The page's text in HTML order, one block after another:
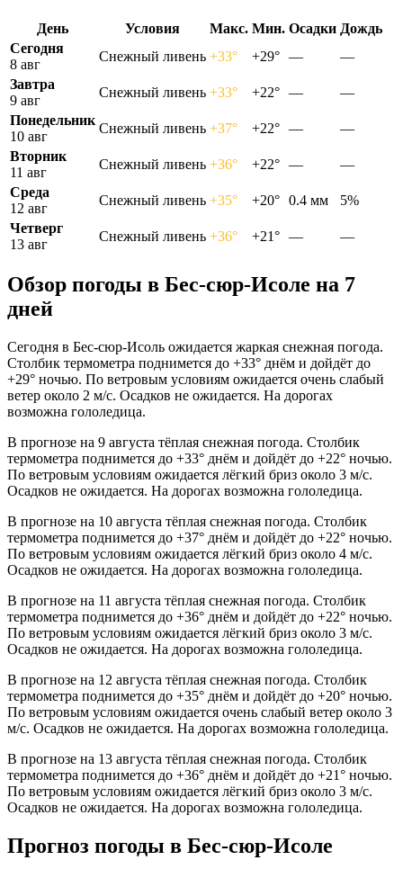
День Условия Макс. Мин. Осадки Дождь
Сегодня
8 авг
Снежный ливень +33° +29° —
—
Завтра
9 авг
Снежный ливень +33° +22° —
—
Понедельник
10 авг
Снежный ливень +37° +22° —
—
Вторник
11 авг
Снежный ливень +36° +22° —
—
Среда
12 авг
Снежный ливень +35° +20° 0.4 мм
5%
Четверг
13 авг
Снежный ливень +36° +21° — —
Обзор погоды в Бес-сюр-Исоле на 7
дней
Сегодня в Бес-сюр-Исоль ожидается жаркая снежная погода.
Столбик термометра поднимется до +33° днём и дойдёт до
+29° ночью. По ветровым условиям ожидается очень слабый
ветер около 2 м/с. Осадков не ожидается. На дорогах
возможна гололедица.
В прогнозе на 9 августа тёплая снежная погода. Столбик
термометра поднимется до +33° днём и дойдёт до +22° ночью.
По ветровым условиям ожидается лёгкий бриз около 3 м/с.
Осадков не ожидается. На дорогах возможна гололедица.
В прогнозе на 10 августа тёплая снежная погода. Столбик
термометра поднимется до +37° днём и дойдёт до +22° ночью.
По ветровым условиям ожидается лёгкий бриз около 4 м/с.
Осадков не ожидается. На дорогах возможна гололедица.
В прогнозе на 11 августа тёплая снежная погода. Столбик
термометра поднимется до +36° днём и дойдёт до +22° ночью.
По ветровым условиям ожидается лёгкий бриз около 3 м/с.
Осадков не ожидается. На дорогах возможна гололедица.
В прогнозе на 12 августа тёплая снежная погода. Столбик
термометра поднимется до +35° днём и дойдёт до +20° ночью.
По ветровым условиям ожидается очень слабый ветер около 3
м/с. Осадков не ожидается. На дорогах возможна гололедица.
В прогнозе на 13 августа тёплая снежная погода. Столбик
термометра поднимется до +36° днём и дойдёт до +21° ночью.
По ветровым условиям ожидается лёгкий бриз около 3 м/с.
Осадков не ожидается. На дорогах возможна гололедица.
Прогноз погоды в Бес-сюр-Исоле